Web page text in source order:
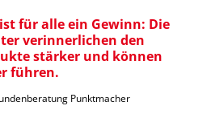
für alle ein Gewinn: Die
verinnerlichen den
stärker und können
führen.
Punktmacher